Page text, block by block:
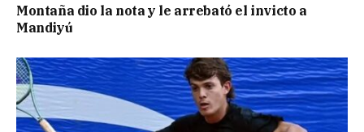
Montaña dio la nota y le arrebató el invicto a
Mandiyú